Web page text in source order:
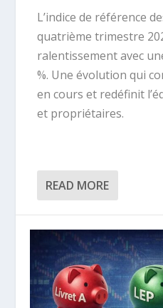
L’indice de référence
quatrième trimestre
ralentissement avec
%. Une évolution qui
en cours et redéfinit
et propriétaires.
READ MORE